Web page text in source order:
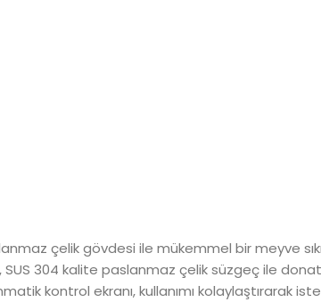
çelik gövdesi ile mükemmel bir meyve
304 kalite paslanmaz çelik süzgeç ile
kontrol ekranı, kullanımı kolaylaştırarak